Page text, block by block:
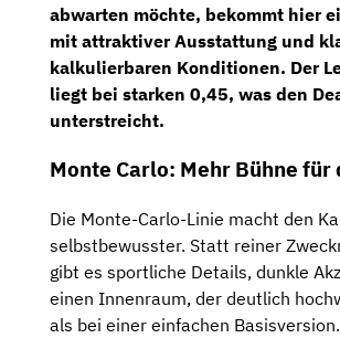
abwarten möchte, bekommt hier
mit attraktiver Ausstattung und
kalkulierbaren Konditionen. Der
liegt bei starken 0,45, was den
unterstreicht.
Monte Carlo: Mehr Bühne für
Die Monte-Carlo-Linie macht den
selbstbewusster. Statt reiner
gibt es sportliche Details, dunkle
einen Innenraum, der deutlich
als bei einer einfachen